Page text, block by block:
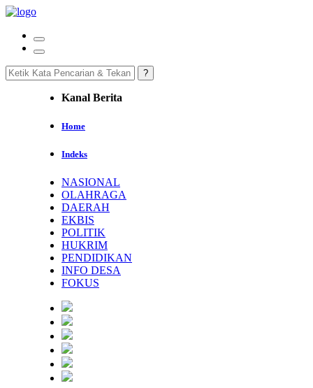
Kanal Berita
Home
Indeks
NASIONAL
OLAHRAGA
DAERAH
EKBIS
POLITIK
HUKRIM
PENDIDIKAN
INFO DESA
FOKUS